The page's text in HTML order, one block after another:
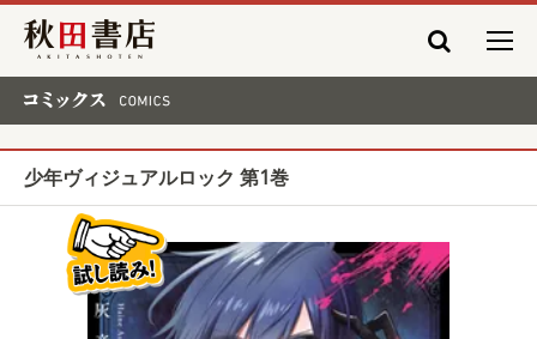
秋田書店
少年ヴィジュアルロック 第1巻